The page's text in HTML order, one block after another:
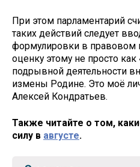
При этом парламентарий
таких действий следует
формулировки в правовом
оценку этому не просто
подрывной деятельности
измены Родине. Это моё
Алексей Кондратьев.
Также читайте о том,
силу в августе.